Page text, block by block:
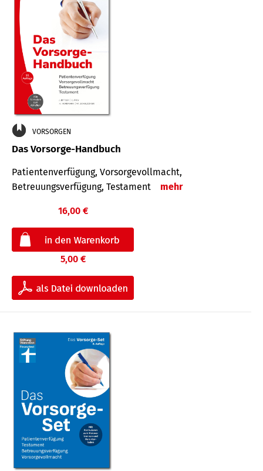
VORSORGEN
Das Vorsorge-Handbuch
Patientenverfügung, Vorsorgevollmacht,
Betreuungsverfügung, Testament
mehr
16,00 €
5,00 €